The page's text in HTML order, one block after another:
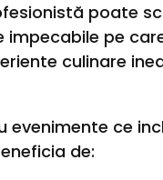
poate
impecabile pe
culinare
ce
de: